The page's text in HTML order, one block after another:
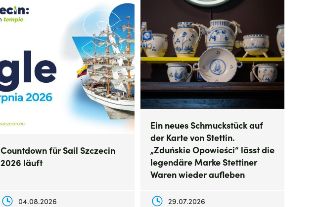
Countdown für Sail Szczecin
2026 läuft
04.08.2026
Ein neues Schmuckstück auf
der Karte von Stettin.
„Zduńskie Opowieści“ lässt die
legendäre Marke Stettiner
Waren wieder aufleben
29.07.2026